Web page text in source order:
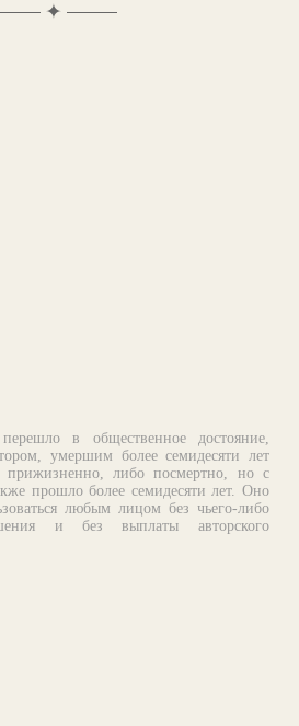
✦
в общественное достояние,
умершим более семидесяти лет
прижизненно, либо посмертно, но с
прошло более семидесяти лет. Оно
любым лицом без чьего-либо
и без выплаты авторского